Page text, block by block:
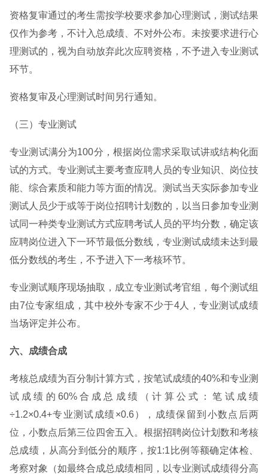
资格复审通过的考生需按学校要求参加心理测试，测试结果
仅作为参考，不计入总成绩、不对外公布。未按要求进行心
理测试的，视为自动放弃此次应聘资格，不予进入专业测试
环节。
资格复审及心理测试时间另行通知。
（三）专业测试
专业测试满分为100分，根据岗位需求采取试讲或结构化面
试的方式。专业测试主要考查应聘人员的专业知识、岗位技
能、综合素质和能力等方面的情况。测试当天实际参加专业
测试人员少于或等于岗位招聘计划数的，以当日参加专业测
试同一种类专业测试方式应聘考试人员的平均分数，确定该
应聘岗位进入下一环节最低分数线，专业测试成绩未达到最
低分数线的考生，不予进入下一考核环节。
专业测试顺序现场抽取，成立专业测试考官组，每个测试组
由7位专家组成，其中校外专家不少于4人，专业测试成绩
当场评定并公布。
六、成绩合成
考核总成绩为百分制计算方式，按笔试成绩的40%和专业测
试成绩的60%合成总成绩（计算公式：笔试成绩
÷1.2×0.4+专业测试成绩×0.6），成绩保留到小数点后两
位，小数点后第三位四舍五入。根据招聘岗位计划数和考核
总成绩，从高分到低分的顺序，按1:1比例等额确定体检、
考察对象（如最终合成总成绩相同，以专业测试成绩得分高